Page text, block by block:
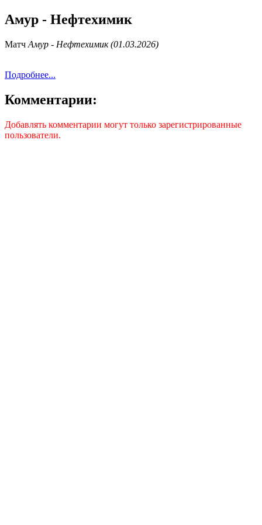
Амур - Нефтехимик
Матч Амур - Нефтехимик (01.03.2026)
Подробнее...
Комментарии:
Добавлять комментарии могут только зарегистрированные
пользователи.